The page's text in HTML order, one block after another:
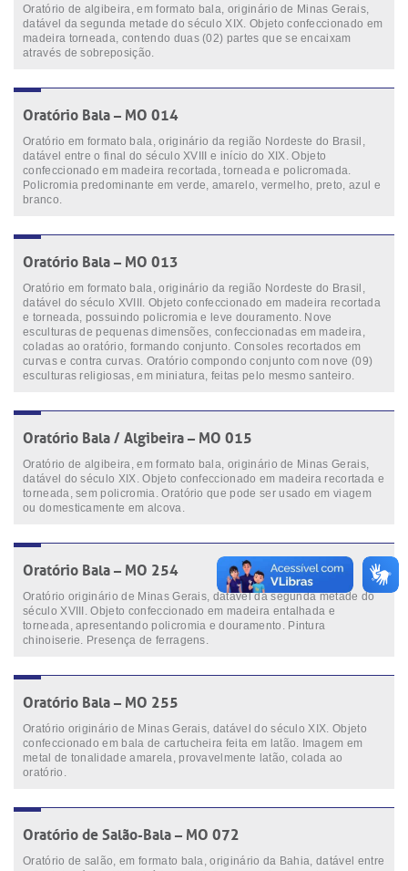
Oratório de algibeira, em formato bala, originário de Minas Gerais,
datável da segunda metade do século XIX. Objeto confeccionado em
madeira torneada, contendo duas (02) partes que se encaixam
através de sobreposição.
Oratório Bala – MO 014
Oratório em formato bala, originário da região Nordeste do Brasil,
datável entre o final do século XVIII e início do XIX. Objeto
confeccionado em madeira recortada, torneada e policromada.
Policromia predominante em verde, amarelo, vermelho, preto, azul e
branco.
Oratório Bala – MO 013
Oratório em formato bala, originário da região Nordeste do Brasil,
datável do século XVIII. Objeto confeccionado em madeira recortada
e torneada, possuindo policromia e leve douramento. Nove
esculturas de pequenas dimensões, confeccionadas em madeira,
coladas ao oratório, formando conjunto. Consoles recortados em
curvas e contra curvas. Oratório compondo conjunto com nove (09)
esculturas religiosas, em miniatura, feitas pelo mesmo santeiro.
Oratório Bala / Algibeira – MO 015
Oratório de algibeira, em formato bala, originário de Minas Gerais,
datável do século XIX. Objeto confeccionado em madeira recortada e
torneada, sem policromia. Oratório que pode ser usado em viagem
ou domesticamente em alcova.
Oratório Bala – MO 254
Oratório originário de Minas Gerais, datável da segunda metade do
século XVIII. Objeto confeccionado em madeira entalhada e
torneada, apresentando policromia e douramento. Pintura
chinoiserie. Presença de ferragens.
Oratório Bala – MO 255
Oratório originário de Minas Gerais, datável do século XIX. Objeto
confeccionado em bala de cartucheira feita em latão. Imagem em
metal de tonalidade amarela, provavelmente latão, colada ao
oratório.
Oratório de Salão-Bala – MO 072
Oratório de salão, em formato bala, originário da Bahia, datável entre